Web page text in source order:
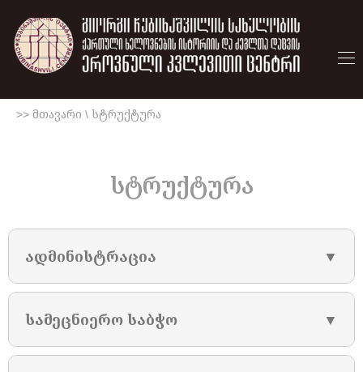
>> მთავარი \ სტრუქტურა
სტრუქტურა
ადმინისტრაცია ▼
სამეცნიერო საბჭო ▼